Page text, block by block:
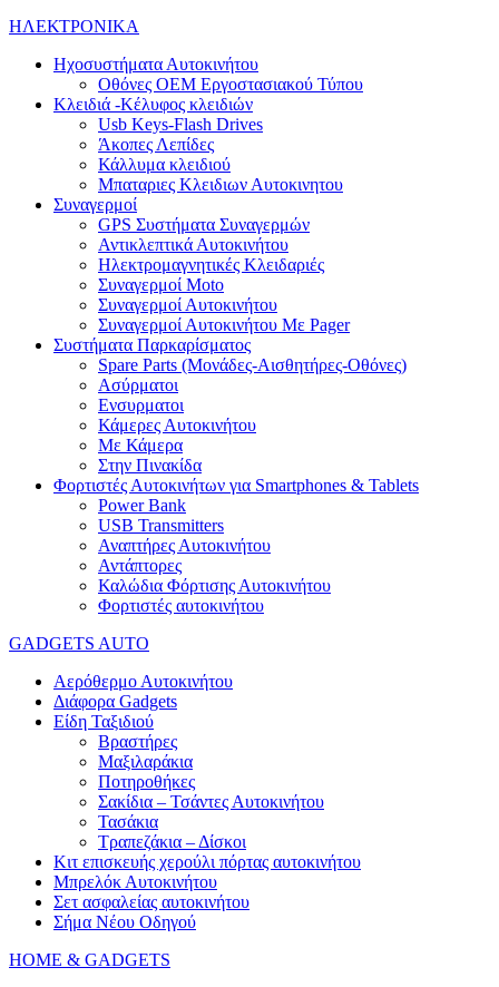
ΗΛΕΚΤΡΟΝΙΚΑ
Ηχοσυστήματα Αυτοκινήτου
Οθόνες OEM Εργοστασιακού Τύπου
Κλειδιά -Κέλυφος κλειδιών
Usb Keys-Flash Drives
Άκοπες Λεπίδες
Κάλλυμα κλειδιού
Μπαταριες Κλειδιων Αυτοκινητου
Συναγερμοί
GPS Συστήματα Συναγερμών
Αντικλεπτικά Αυτοκινήτου
Ηλεκτρομαγνητικές Κλειδαριές
Συναγερμοί Moto
Συναγερμοί Αυτοκινήτου
Συναγερμοί Αυτοκινήτου Με Pager
Συστήματα Παρκαρίσματος
Spare Parts (Mονάδες-Αισθητήρες-Οθόνες)
Ασύρματοι
Ενσυρματοι
Κάμερες Αυτοκινήτου
Με Κάμερα
Στην Πινακίδα
Φορτιστές Αυτοκινήτων για Smartphones & Tablets
Power Bank
USB Transmitters
Αναπτήρες Αυτοκινήτου
Αντάπτορες
Καλώδια Φόρτισης Αυτοκινήτου
Φορτιστές αυτοκινήτου
GADGETS AUTO
Αερόθερμο Αυτοκινήτου
Διάφορα Gadgets
Είδη Ταξιδιού
Βραστήρες
Μαξιλαράκια
Ποτηροθήκες
Σακίδια – Τσάντες Αυτοκινήτου
Τασάκια
Τραπεζάκια – Δίσκοι
Κιτ επισκευής χερούλι πόρτας αυτοκινήτου
Μπρελόκ Αυτοκινήτου
Σετ ασφαλείας αυτοκινήτου
Σήμα Νέου Οδηγού
HOME & GADGETS